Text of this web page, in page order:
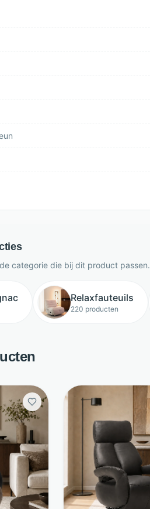
categorie die bij dit product passen.
Relaxfauteuils
220 producten